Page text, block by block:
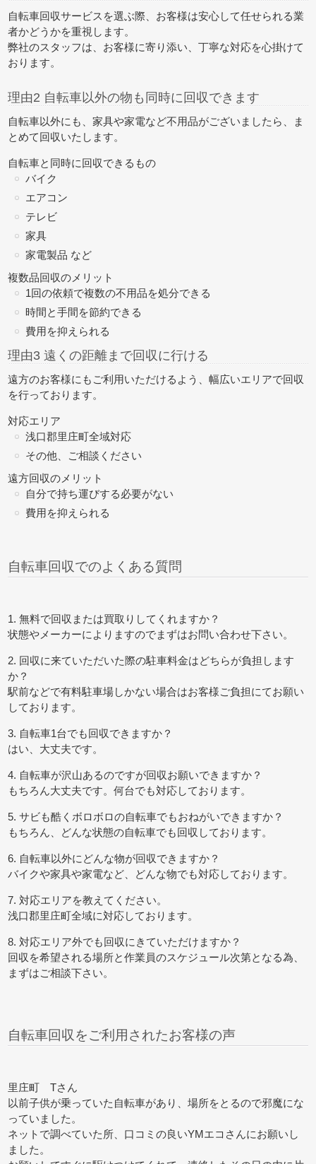
自転車回収サービスを選ぶ際、お客様は安心して任せられる業
者かどうかを重視します。
弊社のスタッフは、お客様に寄り添い、丁寧な対応を心掛けて
おります。
理由2 自転車以外の物も同時に回収できます
自転車以外にも、家具や家電など不用品がございましたら、
ま
とめて回収いたします。
自転車と同時に回収できるもの
バイク
エアコン
テレビ
家具
家電製品 など
複数品回収のメリット
1回の依頼で複数の不用品を処分できる
時間と手間を節約できる
費用を抑えられる
理由3 遠くの距離まで回収に行ける
遠方のお客様にもご利用いただけるよう、幅広いエリアで回収
を行っております。
対応エリア
浅口郡里庄町全域対応
その他、ご相談ください
遠方回収のメリット
自分で持ち運びする必要がない
費用を抑えられる
自転車回収でのよくある質問
1. 無料で回収または買取りしてくれますか？
状態やメーカーによりますのでまずはお問い合わせ下さい。
2. 回収に来ていただいた際の駐車料金はどちらが負担します
か？
駅前などで有料駐車場しかない場合はお客様ご負担にてお願い
しております。
3. 自転車1台でも回収できますか？
はい、大丈夫です。
4. 自転車が沢山あるのですが回収お願いできますか？
もちろん大丈夫です。何台でも対応しております。
5. サビも酷くボロボロの自転車でもおねがいできますか？
もちろん、どんな状態の自転車でも回収しております。
6. 自転車以外にどんな物が回収できますか？
バイクや家具や家電など、どんな物でも対応しております。
7. 対応エリアを教えてください。
浅口郡里庄町全域に対応しております。
8. 対応エリア外でも回収にきていただけますか？
回収を希望される場所と作業員のスケジュール次第となる為、
まずはご相談下さい。
自転車回収をご利用されたお客様の声
里庄町 Tさん
以前子供が乗っていた自転車があり、場所をとるので邪魔にな
っていました。
ネットで調べていた所、口コミの良いYMエコさんにお願いし
ました。